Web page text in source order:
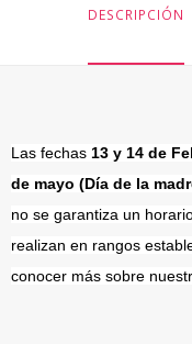
DESCRIPCIÓN
Las fechas 13 y 14 de
de mayo (Día de la
no se garantiza un
realizan en rangos
conocer más sobre